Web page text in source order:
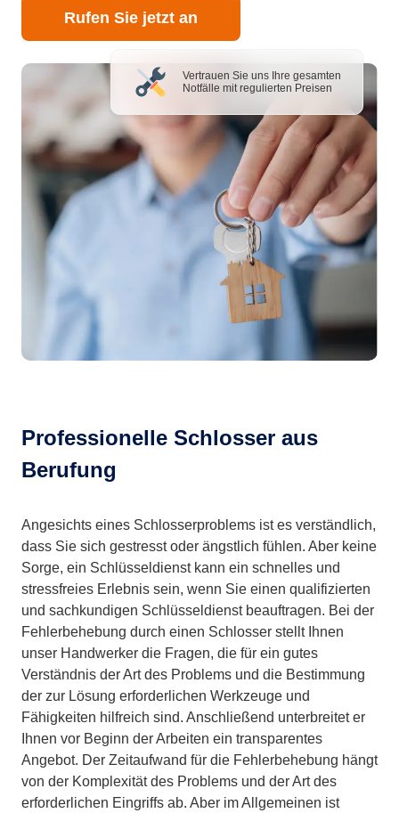
Rufen Sie jetzt an
Vertrauen Sie uns Ihre gesamten
Notfälle mit regulierten Preisen
Professionelle Schlosser aus
Berufung
Angesichts eines Schlosserproblems ist es verständlich,
dass Sie sich gestresst oder ängstlich fühlen. Aber keine
Sorge, ein Schlüsseldienst kann ein schnelles und
stressfreies Erlebnis sein, wenn Sie einen qualifizierten
und sachkundigen Schlüsseldienst beauftragen. Bei der
Fehlerbehebung durch einen Schlosser stellt Ihnen
unser Handwerker die Fragen, die für ein gutes
Verständnis der Art des Problems und die Bestimmung
der zur Lösung erforderlichen Werkzeuge und
Fähigkeiten hilfreich sind. Anschließend unterbreitet er
Ihnen vor Beginn der Arbeiten ein transparentes
Angebot. Der Zeitaufwand für die Fehlerbehebung hängt
von der Komplexität des Problems und der Art des
erforderlichen Eingriffs ab. Aber im Allgemeinen ist